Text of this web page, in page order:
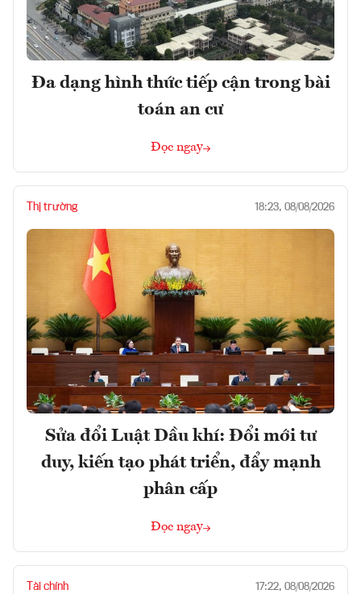
Đa dạng hình thức tiếp cận trong bài
toán an cư
Đọc ngay
Thị trường 18:23, 08/08/2026
Sửa đổi Luật Dầu khí: Đổi mới tư
duy, kiến tạo phát triển, đẩy mạnh
phân cấp
Đọc ngay
Tài chính 17:22, 08/08/2026